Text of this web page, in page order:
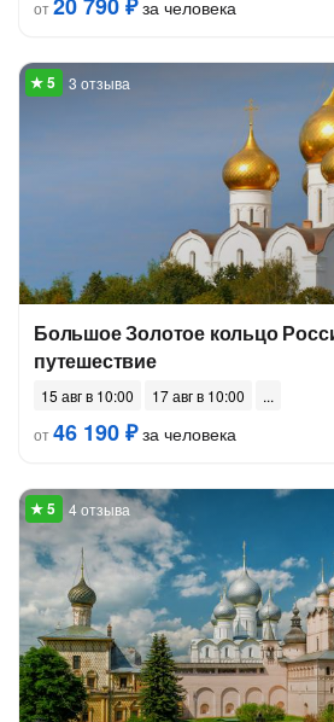
от
за человека
3 отзыва
Большое Золотое кольцо
путешествие
15 авг в 10:00
17 авг в 10:00
от46 190 ₽за человека
4 отзыва